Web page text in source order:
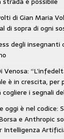
Dorfles e lui
di Gian Maria
di sopra di ogni
degli insegnanti
Venosa:
è in crescita, per
cogliere i segnali
oggi è nel codice:
e Anthropic
Intelligenza